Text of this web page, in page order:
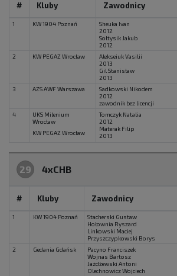
# Kluby Zawodnicy
1 KW 1904 Poznań
Sheuka Ivan
2012
Sołtysik Jakub
2012
2 KW PEGAZ Wrocław
Alekseiuk Vasilii
2013
Gil Stanisław
2013
3 AZS AWF Warszawa
Sadkowski Nikodem
2012
zawodnik bez licencji
4
UKS Milenium
Wrocław
KW PEGAZ Wrocław
Tomczyk Natalia
2012
Materak Filip
2013
29 4xCHB
# Kluby Zawodnicy
1 KW 1904 Poznań Stacherski Gustaw
Hołownia Ryszard
Linkowski Maciej
Przyszczypkowski Borys
2 Gedania Gdańsk Pacyno Franciszek
Wojnas Bartosz
Jażdżewski Antoni
Olechnowicz Wojciech